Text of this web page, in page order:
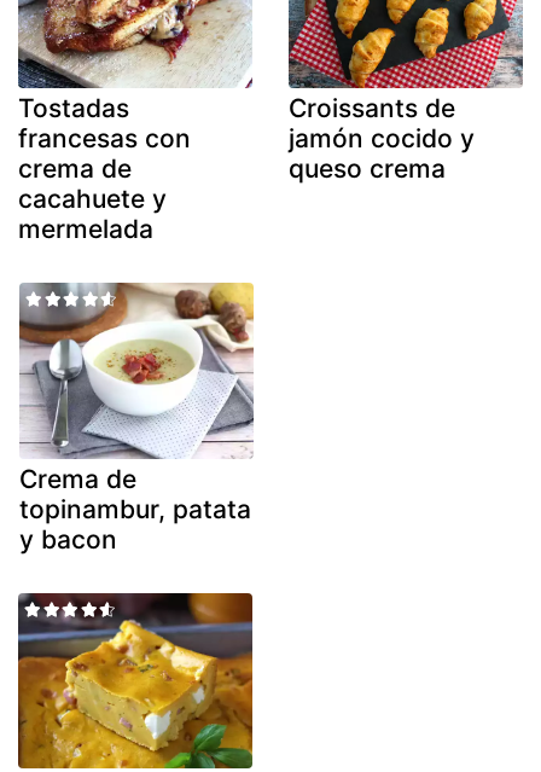
Tostadas
francesas con
crema de
cacahuete y
mermelada
Croissants de
jamón cocido y
queso crema
Crema de
topinambur, patata
y bacon